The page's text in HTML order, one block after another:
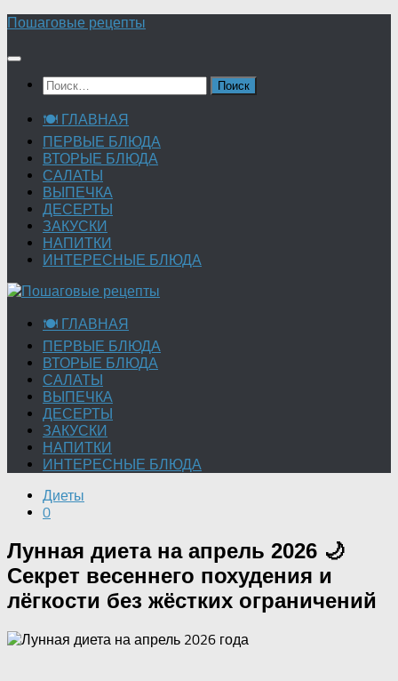
Перейти
содержимому
Пошаговые рецепты
Найти:
🍽 ГЛАВНАЯ
ПЕРВЫЕ БЛЮДА
ВТОРЫЕ БЛЮДА
САЛАТЫ
ВЫПЕЧКА
ДЕСЕРТЫ
ЗАКУСКИ
НАПИТКИ
ИНТЕРЕСНЫЕ БЛЮДА
🍽 ГЛАВНАЯ
ПЕРВЫЕ БЛЮДА
ВТОРЫЕ БЛЮДА
САЛАТЫ
ВЫПЕЧКА
ДЕСЕРТЫ
ЗАКУСКИ
НАПИТКИ
ИНТЕРЕСНЫЕ БЛЮДА
Диеты
0
Лунная диета на апрель 2026 🌙
Секрет весеннего похудения и
лёгкости без жёстких ограничений